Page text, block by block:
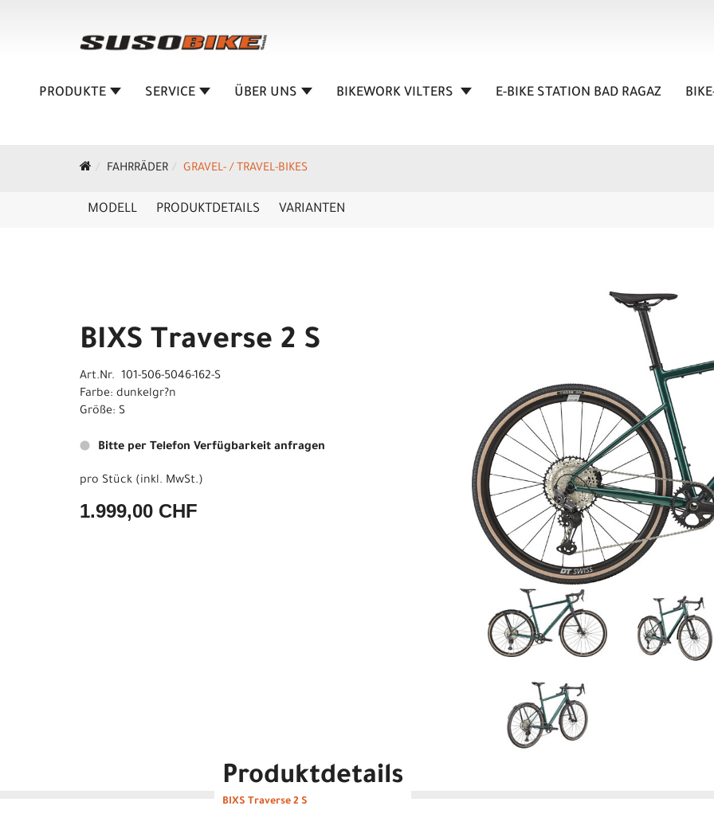
PRODUKTE SERVICE ÜBER UNS BIKEWORK VILTERS E-BIKE STATION BAD RAGAZ
FAHRRÄDER GRAVEL- / TRAVEL-BIKES
MODELL PRODUKTDETAILS VARIANTEN
BIXS Traverse 2 S
Art.Nr. 101-506-5046-162-S
Farbe: dunkelgr?n
Größe: S
Bitte per Telefon Verfügbarkeit anfragen
pro Stück (inkl. MwSt.)
1.999,00 CHF
Produktdetails
BIXS Traverse 2 S